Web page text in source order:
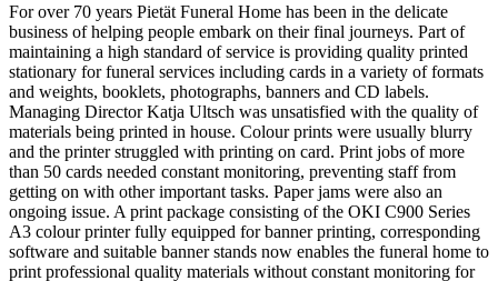
For over 70 years Pietät Funeral Home has been in the delicate
business of helping people embark on their final journeys. Part of
maintaining a high standard of service is providing quality printed
stationary for funeral services including cards in a variety of formats
and weights, booklets, photographs, banners and CD labels.
Managing Director Katja Ultsch was unsatisfied with the quality of
materials being printed in house. Colour prints were usually blurry
and the printer struggled with printing on card. Print jobs of more
than 50 cards needed constant monitoring, preventing staff from
getting on with other important tasks. Paper jams were also an
ongoing issue. A print package consisting of the OKI C900 Series
A3 colour printer fully equipped for banner printing, corresponding
software and suitable banner stands now enables the funeral home to
print professional quality materials without constant monitoring for